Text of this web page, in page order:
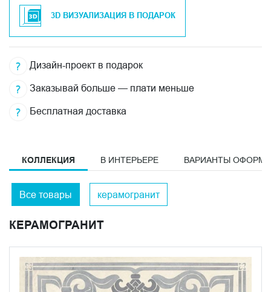
3D ВИЗУАЛИЗАЦИЯ В ПОДАРОК
Дизайн-проект в подарок
Заказывай больше — плати меньше
Бесплатная доставка
КОЛЛЕКЦИЯ В ИНТЕРЬЕРЕ ВАРИАНТЫ
Все товары керамогранит
КЕРАМОГРАНИТ